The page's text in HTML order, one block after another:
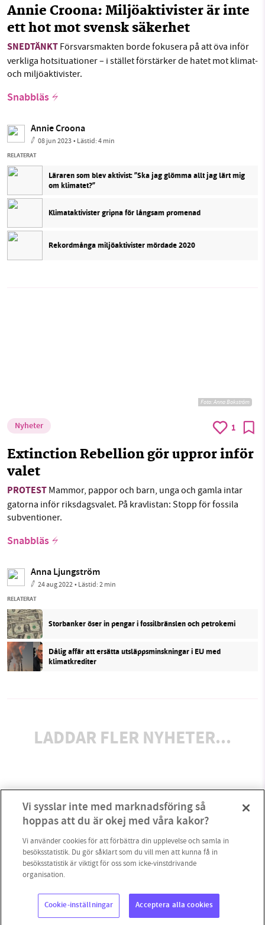
Annie Croona: Miljöaktivister är inte
ett hot mot svensk säkerhet
SNEDTÄNKT Försvarsmakten borde fokusera på att öva inför
verkliga hotsituationer – i stället förstärker de hatet mot klimat-
och miljöaktivister.
Snabbläs
Annie Croona
08 jun 2023• Lästid:4 min
RELATERAT
Läraren som blev aktivist: ”Ska jag glömma allt jag lärt mig
om klimatet?”
Klimataktivister gripna för långsam promenad
Rekordmånga miljöaktivister mördade 2020
Foto: Anna Bokström
Nyheter 1
Extinction Rebellion gör uppror inför
valet
PROTEST Mammor, pappor och barn, unga och gamla intar
gatorna inför riksdagsvalet. På kravlistan: Stopp för fossila
subventioner.
Snabbläs
Anna Ljungström
24 aug 2022• Lästid:2 min
RELATERAT
Storbanker öser in pengar i fossilbränslen och petrokemi
Dålig affär att ersätta utsläppsminskningar i EU med
klimatkrediter
LADDAR FLER NYHETER...
Copyright 2023 © Supermiljöbloggen
Vi sysslar inte med marknadsföring så
hoppas att du är okej med våra kakor?
Vi använder cookies för att förbättra din upplevelse och samla in
besöksstatistik. Du gör såklart som du vill men att kunna få in
besöksstatistik är viktigt för oss som icke-vinstdrivande
organisation.
Cookie-inställningar Acceptera alla cookies